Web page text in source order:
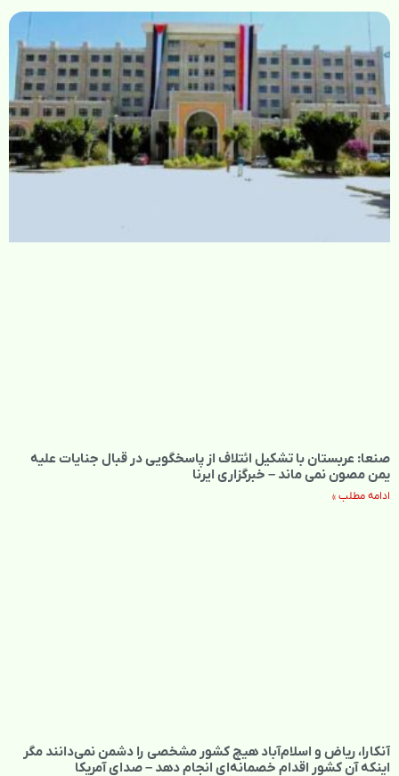
صنعا: عربستان با تشکیل ائتلاف‌ از پاسخگویی در قبال جنایات علیه
یمن مصون نمی‌ ماند – خبرگزاری ایرنا
ادامه مطلب »
آنکارا، ریاض و اسلام‌آباد هیچ کشور مشخصی را دشمن نمی‌دانند مگر
اینکه آن کشور اقدام خصمانه‌ای انجام دهد – صدای آمریکا